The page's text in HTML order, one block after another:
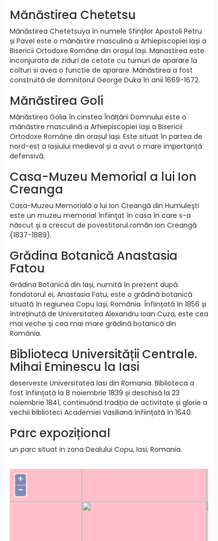
Mănăstirea Chetetsu
Mănăstirea Chetetsuya în numele Sfinților Apostoli Petru
și Pavel este o mănăstire masculină a Arhiepiscopiei Iași a
Bisericii Ortodoxe Române din orașul Iași. Manastirea este
inconjurata de ziduri de cetate cu turnuri de aparare la
colturi si avea o functie de aparare. Mănăstirea a fost
construită de domnitorul George Duka în anii 1669-1672.
Mănăstirea Goli
Mănăstirea Golia în cinstea Înălțării Domnului este o
mănăstire masculină a Arhiepiscopiei Iași a Bisericii
Ortodoxe Române din orașul Iași. Este situat în partea de
nord-est a Iașiului medieval și a avut o mare importanță
defensivă.
Casa-Muzeu Memorial a lui Ion
Creanga
Casa-Muzeu Memorială a lui Ion Creangă din Humuleşti
este un muzeu memorial înfiinţat în casa în care s-a
născut şi a crescut de povestitorul român Ion Creangă
(1837-1889).
Grădina Botanică Anastasia
Fatou
Grădina Botanică din Iași, numită în prezent după
fondatorul ei, Anastasia Fatu, este o grădină botanică
situată în regiunea Copu Iași, România. Înființată în 1856 și
întreținută de Universitatea Alexandru Ioan Cuza, este cea
mai veche și cea mai mare grădină botanică din
România.
Biblioteca Universității Centrale.
Mihai Eminescu la Iasi
deserveste Universitatea Iasi din Romania. Biblioteca a
fost înființată la 8 noiembrie 1839 și deschisă la 23
noiembrie 1841, continuând tradiția de activitate și glorie a
vechii biblioteci Academiei Vasiliană înființată în 1640.
Parc expozițional
un parc situat in zona Dealului Copu, Iasi, Romania.
+
−